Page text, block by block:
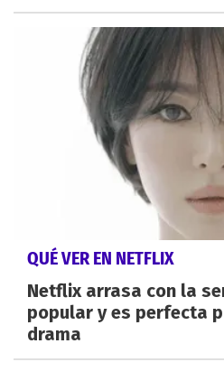
QUÉ VER EN NETFLIX
Netflix arrasa con la
popular y es perfecta
drama